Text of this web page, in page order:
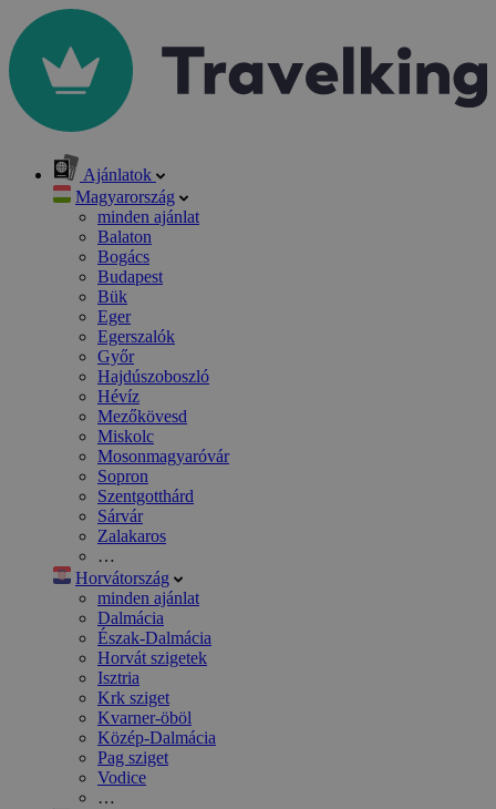
Ajánlatok
Magyarország
minden ajánlat
Balaton
Bogács
Budapest
Bük
Eger
Egerszalók
Győr
Hajdúszoboszló
Hévíz
Mezőkövesd
Miskolc
Mosonmagyaróvár
Sopron
Szentgotthárd
Sárvár
Zalakaros
…
Horvátország
minden ajánlat
Dalmácia
Észak-Dalmácia
Horvát szigetek
Isztria
Krk sziget
Kvarner-öböl
Közép-Dalmácia
Pag sziget
Vodice
…